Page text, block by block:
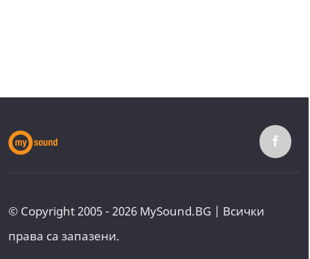
© Copyright 2005 - 2026 MySound.BG | Всички
права са запазени.